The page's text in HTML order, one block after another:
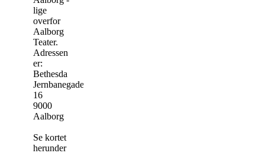
lige
overfor
Aalborg
Teater.
Adressen
er:
Bethesda
Jernbanegade
16
9000
Aalborg
Se kortet
herunder